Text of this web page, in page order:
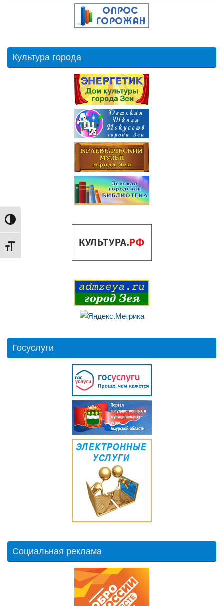
Переключить на высокую контрастность
Переключить на увеличенный шрифт
Культура города
Госуслуги
Социальная реклама